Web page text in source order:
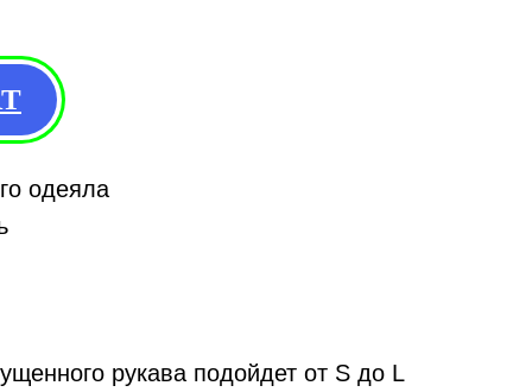
одеяла
рукава подойдет от S до L